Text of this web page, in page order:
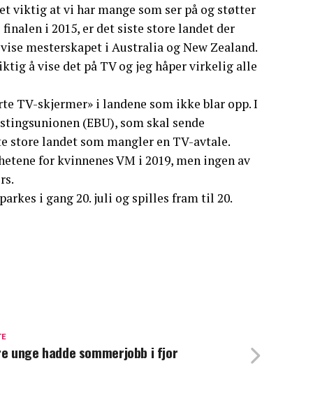
viktig at vi har mange som ser på og støtter
finalen i 2015, er det siste store landet der
mesterskapet i Australia og New Zealand.
å vise det på TV og jeg håper virkelig alle
TV-skjermer» i landene som ikke blar opp. I
(EBU), som skal sende
store landet som mangler en TV-avtale.
for kvinnenes VM i 2019, men ingen av
i gang 20. juli og spilles fram til 20.
unge hadde sommerjobb i fjor